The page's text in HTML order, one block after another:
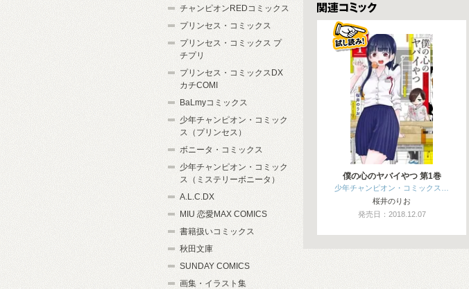
関連コミックス
僕の心のヤバイやつ 第1巻
少年チャンピオン・コミックス…
桜井のりお
発売日：2018.12.07
チャンピオンREDコミックス
プリンセス・コミックス
プリンセス・コミックス プ
チプリ
プリンセス・コミックスDX
カチCOMI
BaLmyコミックス
少年チャンピオン・コミック
ス（プリンセス）
ボニータ・コミックス
少年チャンピオン・コミック
ス（ミステリーボニータ）
A.L.C.DX
MIU 恋愛MAX COMICS
書籍扱いコミックス
秋田文庫
SUNDAY COMICS
画集・イラスト集